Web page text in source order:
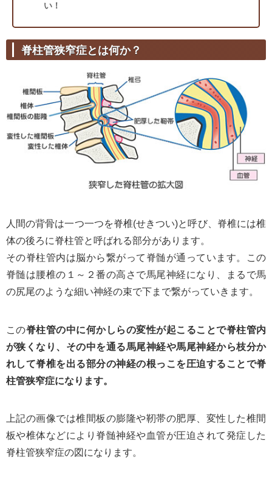
い！
脊柱管狭窄症とは何か？
人間の背骨は一つ一つを脊椎(せきつい)と呼び、脊椎には椎
体の後ろに脊柱管と呼ばれる部分があります。
その脊柱管内は脳から繋がって脊髄が通っています。この
脊髄は腰椎の１～２番の高さで馬尾神経になり、まるで馬
の尻尾のような細い神経の束で下まで繋がっていきます。
この脊柱管の中に何かしらの変性が起こることで脊柱管内
が狭くなり、その中を通る馬尾神経や馬尾神経から枝分か
れして脊椎を出る部分の神経の根っこを圧迫することで脊
柱管狭窄症になります。
上記の画像では椎間板の膨隆や靭帯の肥厚、変性した椎間
板や椎体などにより脊髄神経や血管が圧迫されて発症した
脊柱管狭窄症の図になります。